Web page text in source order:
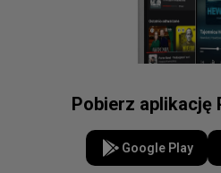
Pobierz aplikację
Google Play